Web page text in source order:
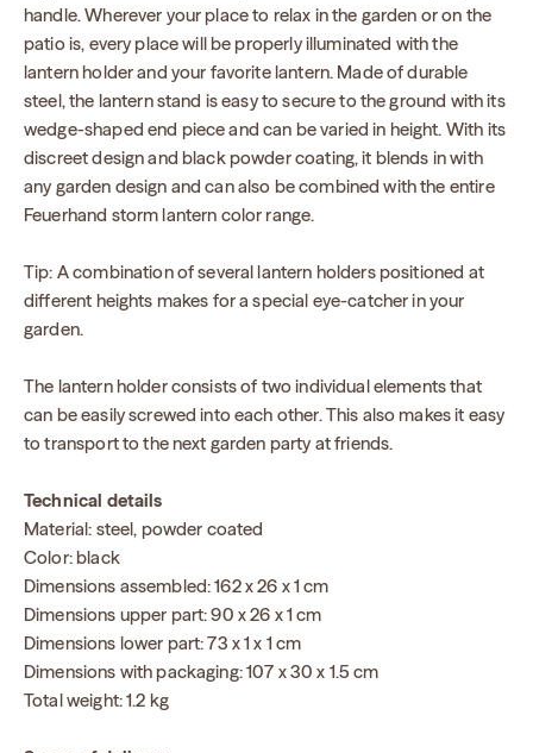
handle. Wherever your place to relax in the garden or on the
patio is, every place will be properly illuminated with the
lantern holder and your favorite lantern. Made of durable
steel, the lantern stand is easy to secure to the ground with its
wedge-shaped end piece and can be varied in height. With its
discreet design and black powder coating, it blends in with
any garden design and can also be combined with the entire
Feuerhand storm lantern color range.
Tip: A combination of several lantern holders positioned at
different heights makes for a special eye-catcher in your
garden.
The lantern holder consists of two individual elements that
can be easily screwed into each other. This also makes it easy
to transport to the next garden party at friends.
Technical details
Material: steel, powder coated
Color: black
Dimensions assembled: 162 x 26 x 1 cm
Dimensions upper part: 90 x 26 x 1 cm
Dimensions lower part: 73 x 1 x 1 cm
Dimensions with packaging: 107 x 30 x 1.5 cm
Total weight: 1.2 kg